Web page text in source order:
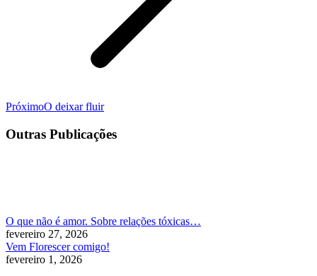
PróximoPróximo
O deixar fluir
Outras Publicações
O que não é amor. Sobre relações tóxicas…
fevereiro 27, 2026
Vem Florescer comigo!
fevereiro 1, 2026